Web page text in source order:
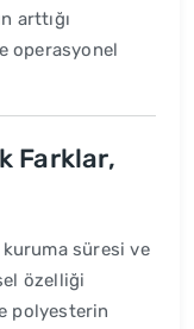
arttığı
operasyonel
Farklar,
kuruma süresi ve
özelliği
polyesterin